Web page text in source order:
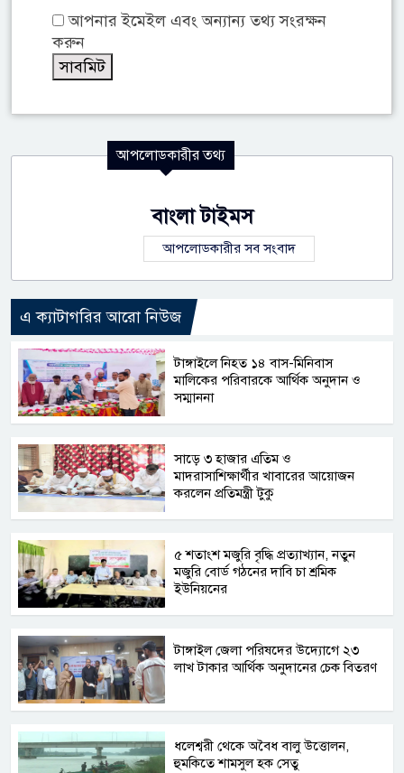
আপনার ইমেইল এবং অন্যান্য তথ্য সংরক্ষন
করুন
আপলোডকারীর তথ্য
বাংলা টাইমস
আপলোডকারীর সব সংবাদ
এ ক্যাটাগরির আরো নিউজ
টাঙ্গাইলে নিহত ১৪ বাস-মিনিবাস
মালিকের পরিবারকে আর্থিক অনুদান ও
সম্মাননা
সাড়ে ৩ হাজার এতিম ও
মাদরাসাশিক্ষার্থীর খাবারের আয়োজন
করলেন প্রতিমন্ত্রী টুকু
৫ শতাংশ মজুরি বৃদ্ধি প্রত্যাখ্যান, নতুন
মজুরি বোর্ড গঠনের দাবি চা শ্রমিক
ইউনিয়নের
টাঙ্গাইল জেলা পরিষদের উদ্যোগে ২৩
লাখ টাকার আর্থিক অনুদানের চেক বিতরণ
ধলেশ্বরী থেকে অবৈধ বালু উত্তোলন,
হুমকিতে শামসুল হক সেতু